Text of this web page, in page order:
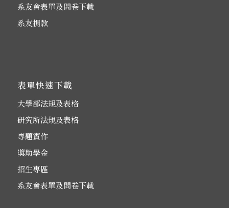
系友會表單及問卷下載
系友捐款
表單快速下載
大學部法規及表格
研究所法規及表格
專題實作
獎助學金
招生專區
系友會表單及問卷下載